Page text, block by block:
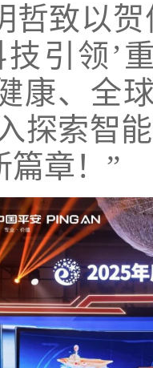
哲致以贺
技引领’
康、全
探索智
篇章！”